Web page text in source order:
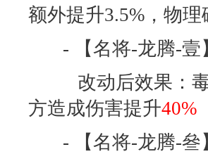
额外提升3.5%，物
- 【名将-龙腾-壹
改动后效果：毒
方造成伤害提升40%
- 【名将-龙腾-叄